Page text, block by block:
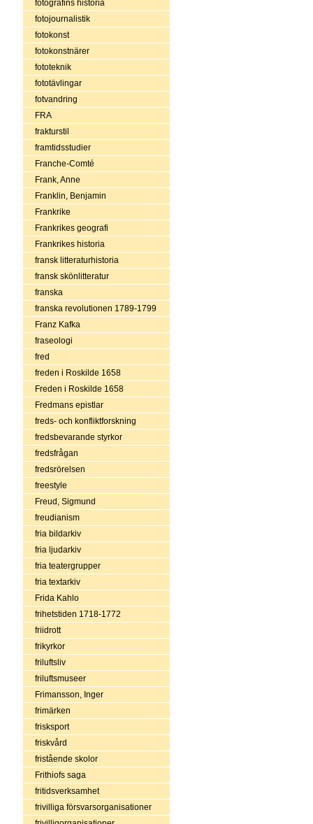
fotografins historia
fotojournalistik
fotokonst
fotokonstnärer
fototeknik
fototävlingar
fotvandring
FRA
frakturstil
framtidsstudier
Franche-Comté
Frank, Anne
Franklin, Benjamin
Frankrike
Frankrikes geografi
Frankrikes historia
fransk litteraturhistoria
fransk skönlitteratur
franska
franska revolutionen 1789-1799
Franz Kafka
fraseologi
fred
freden i Roskilde 1658
Freden i Roskilde 1658
Fredmans epistlar
freds- och konfliktforskning
fredsbevarande styrkor
fredsfrågan
fredsrörelsen
freestyle
Freud, Sigmund
freudianism
fria bildarkiv
fria ljudarkiv
fria teatergrupper
fria textarkiv
Frida Kahlo
frihetstiden 1718-1772
friidrott
frikyrkor
friluftsliv
friluftsmuseer
Frimansson, Inger
frimärken
frisksport
friskvård
fristående skolor
Frithiofs saga
fritidsverksamhet
frivilliga försvarsorganisationer